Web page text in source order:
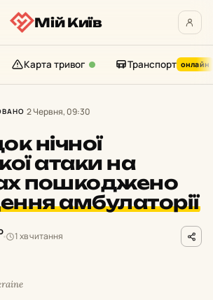
Мій Київ
Карта тривог Транспорт онлайн
2 Червня, 09:30
нічної
атаки на
пошкоджено
амбулаторії
1 хв читання